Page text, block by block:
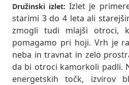
Družinski izlet: Izlet je
starimi 3 do 4 leta ali
zmogli tudi mlajši otroci,
pomagamo pri hoji. Vrh je
neba in travnat in zelo
da bi otroci kamorkoli padli.
energetskih točk, izvirov